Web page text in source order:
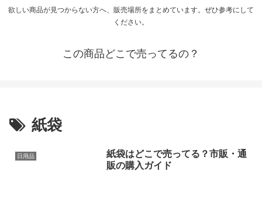
欲しい商品が見つからない方へ、販売場所をまとめています。ぜひ参考にして
ください。
この商品どこで売ってるの？
紙袋
日用品
紙袋はどこで売ってる？市販・通
販の購入ガイド